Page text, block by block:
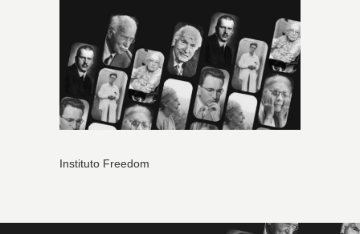
Instituto Freedom